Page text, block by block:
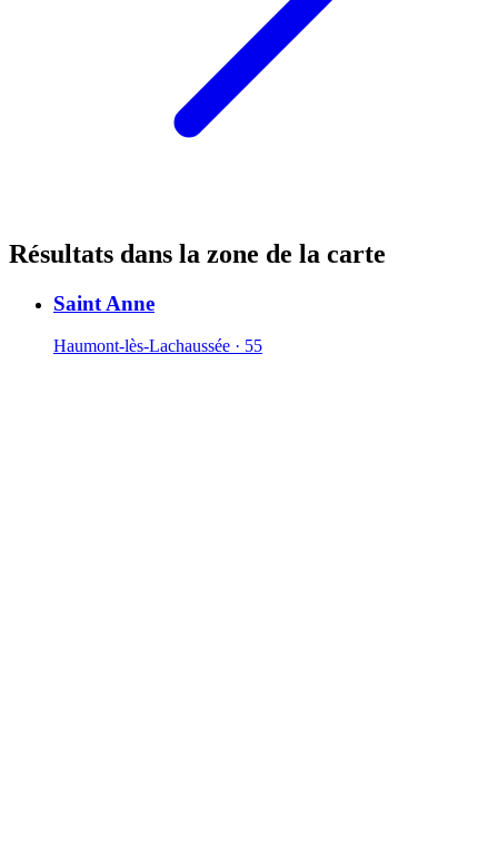
Résultats dans la zone de la carte
Saint Anne
Haumont-lès-Lachaussée · 55